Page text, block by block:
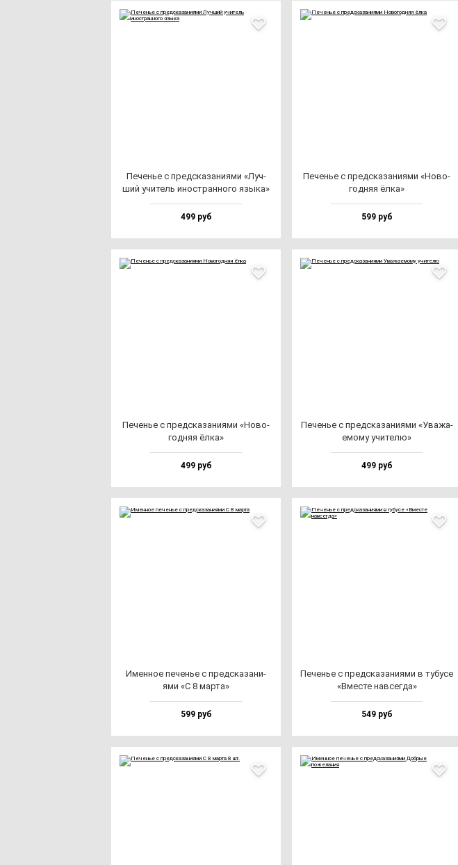
Печенье с пред­ска­за­ни­ями «Луч­
ший учи­тель инос­тран­но­го язы­ка»
499 руб
Печенье с пред­ска­за­ни­ями «Ново­
год­няя ёл­ка»
599 руб
Печенье с пред­ска­за­ни­ями «Ново­
год­няя ёл­ка»
499 руб
Печенье с пред­ска­за­ни­ями «Ува­жа­
емо­му учи­те­лю»
499 руб
Имен­ное пе­ченье с пред­ска­за­ни­
ями «С 8 мар­та»
599 руб
Печенье с пред­ска­за­ни­ями в ту­бу­се
«Вмес­те нав­сег­да»
549 руб